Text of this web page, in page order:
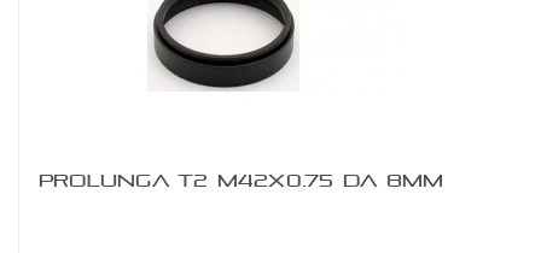
PROLUNGA T2 M42X0.75 DA 8MM